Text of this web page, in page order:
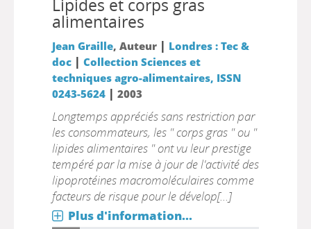
Lipides et corps gras
alimentaires
Jean Graille, Auteur | Londres : Tec &
doc| Collection Sciences et
techniques agro-alimentaires, ISSN
0243-5624| 2003
Longtemps appréciés sans restriction par
les consommateurs, les " corps gras " ou "
lipides alimentaires " ont vu leur prestige
tempéré par la mise à jour de l'activité des
lipoprotéines macromoléculaires comme
facteurs de risque pour le dévelop[...]
Plus d'information...